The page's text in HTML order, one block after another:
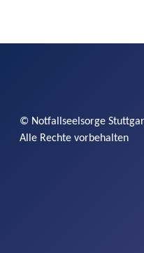
© Notfallseelsorge
Alle Rechte vorbehalten